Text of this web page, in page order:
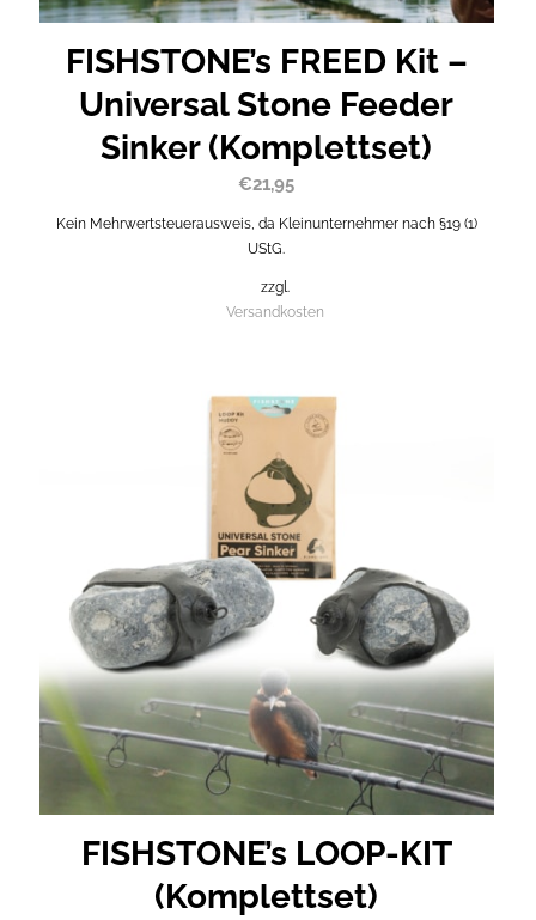
FISHSTONE’s FREED Kit –
Universal Stone Feeder
Sinker (Komplettset)
€21,95
Kein Mehrwertsteuerausweis, da Kleinunternehmer nach §19 (1)
UStG.
zzgl.
Versandkosten
FISHSTONE’s LOOP-KIT
(Komplettset)